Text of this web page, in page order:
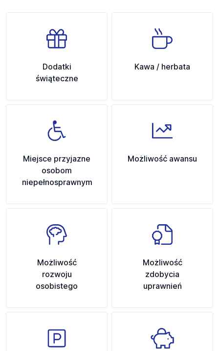
Dodatki
świąteczne
Kawa / herbata
Miejsce przyjazne
osobom
niepełnosprawnym
Możliwość awansu
Możliwość
rozwoju
osobistego
Możliwość
zdobycia
uprawnień